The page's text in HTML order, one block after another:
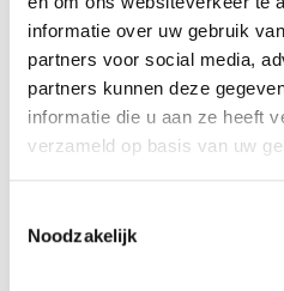
informatie over uw gebruik
partners voor social media,
partners kunnen deze
informatie die u aan ze heeft
verzameld op basis van uw
Noodzakelijk
Het nieuwe warenhuis van
gevestigd aan De
Maar liefst 1700 vierkante
de Rembrandtweg 151.